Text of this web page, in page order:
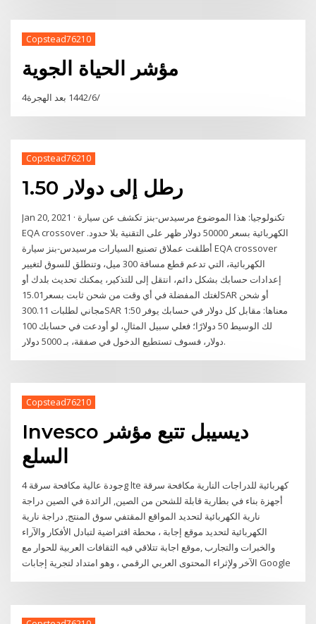
Copstead76210
مؤشر الحياة الجوية
4‏‏/6‏‏/1442 بعد الهجرة
Copstead76210
1.50 رطل إلى دولار
Jan 20, 2021 · تكنولوجيا: هذا الموضوع مرسيدس-بنز تكشف عن سيارة
EQA crossover الكهربائية بسعر 50000 دولار ظهر على التقنية بلا حدود.
أطلقت عملاق تصنيع السيارات مرسيدس-بنز سيارة EQA crossover
الكهربائية، التي تدعم قطع مسافة 300 ميل، وتنطلق للسوق لتغيير
إعدادات حسابك بشكل دائم، انتقل إلى للتذكير، يمكنك تحديث بلدك أو
لغتك المفضلة في أي وقت من شحن ثابت بسعر15.01SAR أو شحن
مجاني لطلبات 300.11SAR 1:50 معناها: مقابل كل دولار في حسابك يوفر
لك الوسيط 50 دولارًا؛ فعلي سبيل المثالِ، لو أودعت في حسابك 100
دولار، فسوف تستطيع الدخول في صفقة، بـ 5000 دولار.
Copstead76210
Invesco ديسيبل تتبع مؤشر
السلع
جودة عالية مكافحة سرقة 4g lte كهربائية للدراجات النارية مكافحة سرقة
أجهزة بناء في بطارية قابلة للشحن من الصين, الرائدة في الصين دراجة
نارية الكهربائية لتحديد المواقع المقتفي سوق المنتج, دراجة نارية
الكهربائية لتحديد موقع إجابة ، محطة افتراضية لتبادل الأفكار والآراء
والخبرات والتجارب ,موقع اجابة تتلاقي فيه الثقافات العربية للحوار مع
الآخر ولإثراء المحتوى العربي الرقمي ، وهو امتداد لتجرية إجابات Google